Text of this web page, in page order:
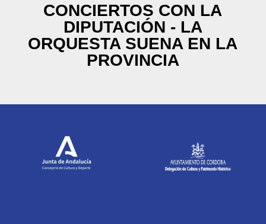
CONCIERTOS CON LA
DIPUTACIÓN - LA
ORQUESTA SUENA EN LA
PROVINCIA